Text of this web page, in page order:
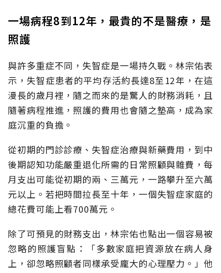
一場病程8到12年，最貴的不是醫療，是
照護
與許多重症不同，失智症是一場持久戰。林宗佑表
示，失智症患者的平均存活約長達8至12年，在這
漫長的歲月裡，隨之而來的是驚人的財務消耗，且
隨著病程推進，照護的費用也會隨之墊高，成為家
庭沉重的負擔。
從初期的門診診療、失智症治療與新藥費用，到中
後期認知功能嚴重退化所需的日常照顧與雜費，每
月支出可能從初期的兩、三萬元，一路攀升至六萬
元以上。若把時間拉長至十年，一個失智症家庭的
總花費可能上看700萬元。
除了可預見的財務支出，林宗佑也點出一個容易被
忽略的照護盲點：「多數家庭把資源放在病人身
上，卻忽略照顧者同樣承受龐大的心理壓力。」他